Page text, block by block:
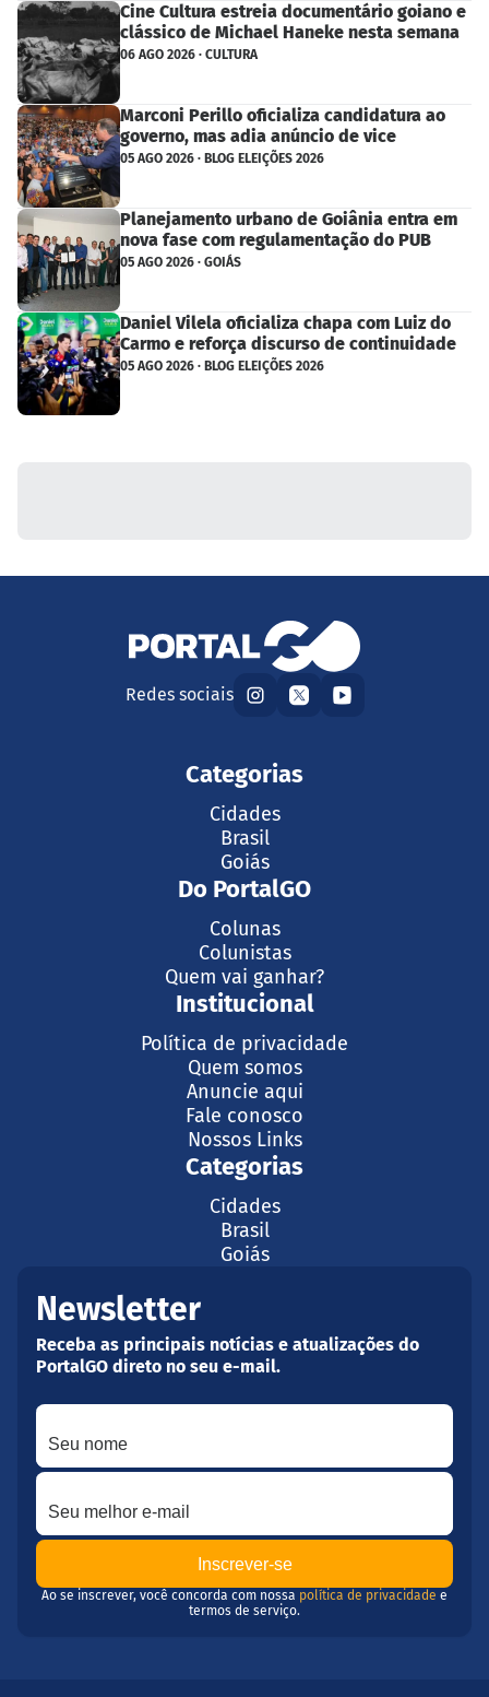
Cine Cultura estreia documentário goiano e
clássico de Michael Haneke nesta semana
06 AGO 2026 · CULTURA
Marconi Perillo oficializa candidatura ao
governo, mas adia anúncio de vice
05 AGO 2026 · BLOG ELEIÇÕES 2026
Planejamento urbano de Goiânia entra em
nova fase com regulamentação do PUB
05 AGO 2026 · GOIÁS
Daniel Vilela oficializa chapa com Luiz do
Carmo e reforça discurso de continuidade
05 AGO 2026 · BLOG ELEIÇÕES 2026
Redes sociais
Categorias
Cidades
Brasil
Goiás
Do PortalGO
Colunas
Colunistas
Quem vai ganhar?
Institucional
Política de privacidade
Quem somos
Anuncie aqui
Fale conosco
Nossos Links
Categorias
Cidades
Brasil
Goiás
Newsletter
Receba as principais notícias e atualizações do
PortalGO direto no seu e-mail.
Seu nome
Seu melhor e-mail
Ao se inscrever, você concorda com nossa política de privacidade e
termos de serviço.